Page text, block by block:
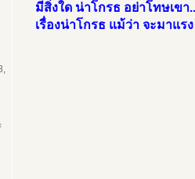
มีสิ่งใด น่าโกรธ อย่าโทษเขา
เรื่องน่าโกรธ แม้ว่า จะมาแร